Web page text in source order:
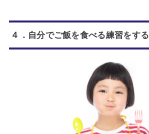
４．自分でご飯を食べる練習をする